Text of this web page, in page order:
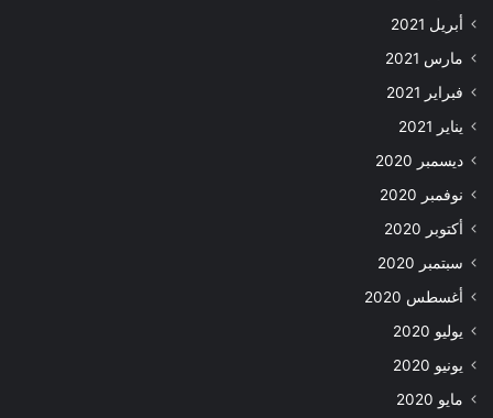
أبريل 2021
مارس 2021
فبراير 2021
يناير 2021
ديسمبر 2020
نوفمبر 2020
أكتوبر 2020
سبتمبر 2020
أغسطس 2020
يوليو 2020
يونيو 2020
مايو 2020